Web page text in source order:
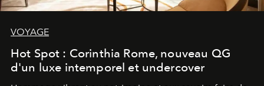
VOYAGE
Hot Spot : Corinthia Rome, nouveau QG
d'un luxe intemporel et undercover